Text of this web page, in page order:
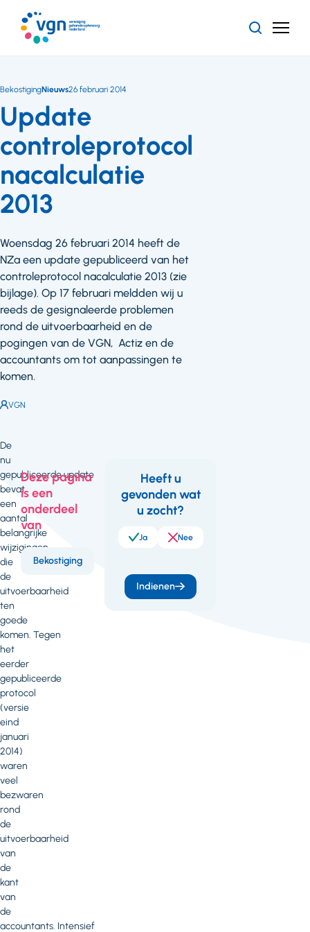
naar
hoofdinhoud
ZoekenMenu
Update
controleprotocol
nacalculatie
2013
BekostigingNieuws26 februari 2014
Woensdag 26 februari 2014 heeft de
NZa een update gepubliceerd van het
controleprotocol nacalculatie 2013 (zie
bijlage). Op 17 februari meldden wij u
reeds de gesignaleerde problemen
rond de uitvoerbaarheid en de
pogingen van de VGN, Actiz en de
accountants om tot aanpassingen te
komen.
Auteur:
VGN
De
nu
gepubliceerde update
bevat
een
aantal
belangrijke
wijzigingen
die
de
uitvoerbaarheid
ten
goede
komen. Tegen
het
eerder
gepubliceerde
protocol
(versie
eind
januari
2014)
waren
veel
bezwaren
rond
de
uitvoerbaarheid
van
de
kant
van
de
accountants. Intensief
update
Controleprotocol
2013 AWBZ
Bekostiging
Deze pagina
is een
onderdeel
van
Bekostiging
Feedback
Heeft u
gevonden wat
u zocht?
Ja Nee
Indienen